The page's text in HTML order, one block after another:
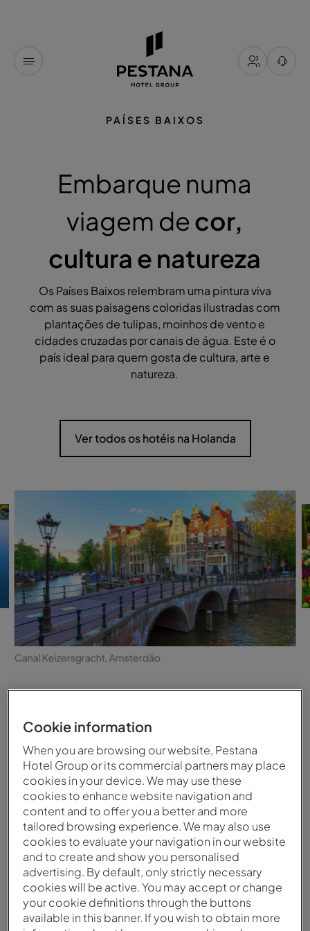
PAÍSES BAIXOS
Embarque numa
viagem de cor,
cultura e natureza
Os Países Baixos relembram uma pintura viva
com as suas paisagens coloridas ilustradas com
plantações de tulipas, moinhos de vento e
cidades cruzadas por canais de água. Este é o
país ideal para quem gosta de cultura, arte e
natureza.
Ver todos os hotéis na Holanda
Canal Keizersgracht, Amsterdão
Pode visitar os Países
Baixos durante todo o
ano, pois cada estação
oferece características
distintas. Na primavera,
poderá desfrutar do
famoso espetáculo dos
campos de tulipas a florir
e de dias soalheiros.
O clima dos Países Baixos
é caracterizado por céu
nublado e ventos
constantes. Os invernos
são frios e chuvosos, e os
verões são húmidos com
temperaturas amenas.
Cookie information
When you are browsing our website, Pestana
Hotel Group or its commercial partners may place
cookies in your device. We may use these
cookies to enhance website navigation and
content and to offer you a better and more
tailored browsing experience. We may also use
cookies to evaluate your navigation in our website
and to create and show you personalised
advertising. By default, only strictly necessary
cookies will be active. You may accept or change
your cookie definitions through the buttons
available in this banner. If you wish to obtain more